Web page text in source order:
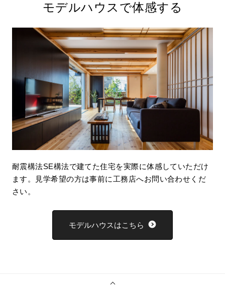
モデルハウスで体感する
耐震構法SE構法で建てた住宅を実際に体感していただけ
ます。見学希望の方は事前に工務店へお問い合わせくだ
さい。
モデルハウスはこちら